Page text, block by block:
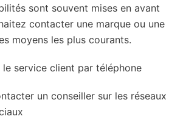
sont souvent mises en avant
contacter une marque ou une
moyens les plus courants.
service client par téléphone
un conseiller sur les réseaux